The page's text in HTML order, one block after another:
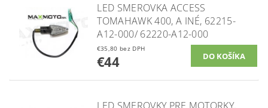
LED SMEROVKA ACCESS
TOMAHAWK 400, A INÉ, 62215-
A12-000/ 62220-A12-000
€35,80 bez DPH
€44